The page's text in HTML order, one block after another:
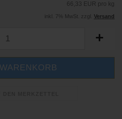
66,33 EUR pro kg
inkl. 7% MwSt. zzgl. Versand